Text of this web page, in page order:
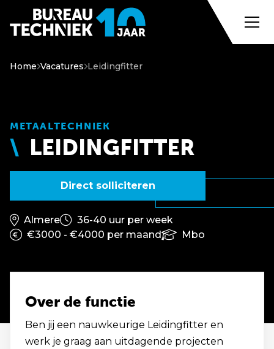
Home Vacatures Leidingfitter
METAALTECHNIEK
LEIDINGFITTER
Direct solliciteren
Almere
36-40 uur per week
€3000 - €4000 per maand
Mbo
Over de functie
Ben jij een nauwkeurige Leidingfitter en
werk je graag aan uitdagende projecten